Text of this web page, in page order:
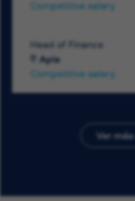
Competitive salary
Head of Finance
Apia
Competitive salary
Ver